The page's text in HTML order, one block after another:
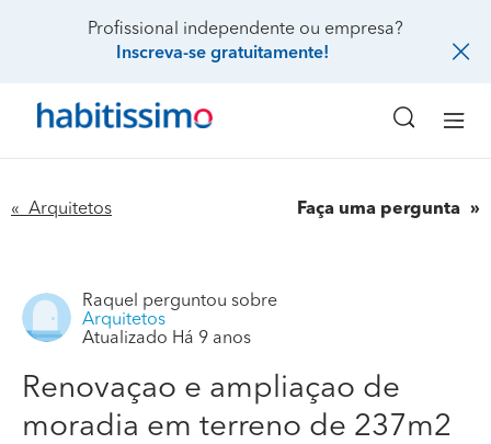
Profissional independente ou empresa?
Inscreva-se gratuitamente!
« Arquitetos Faça uma pergunta
Raquel perguntou sobre
Arquitetos
Atualizado Há 9 anos
Renovaçao e ampliaçao de
moradia em terreno de 237m2